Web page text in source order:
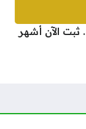
تردد قناة زي أفلام 2026؟.. ثبت الآن أشهر